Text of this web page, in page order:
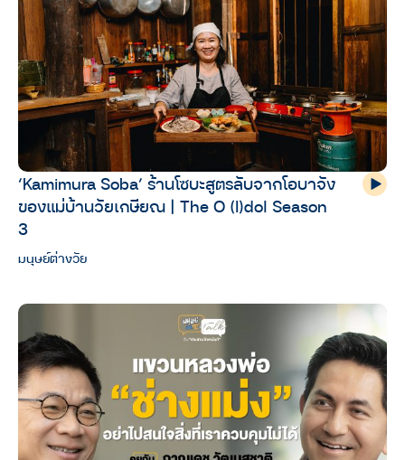
‘Kamimura Soba’ ร้านโซบะสูตรลับจากโอบาจัง
ของแม่บ้านวัยเกษียณ | The O (I)dol Season
3
มนุษย์ต่างวัย